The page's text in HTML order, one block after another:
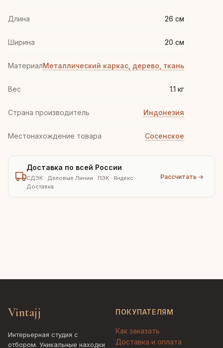
Длина 26 см
Ширина 20 см
МатериалМеталлический каркас, дерево, ткань
Вес 1.1 кг
Страна производитель Индонезия
Местонахождение товара Сосенское
Доставка по всей России
СДЭК · Деловые Линии · ПЭК · Яндекс
Доставка
Рассчитать →
Vintajj
Интерьерная студия с
отбором. Уникальные находки
ПОКУПАТЕЛЯМ
Как заказать
Доставка и оплата